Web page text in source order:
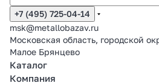
+7 (495) 725-04-14
msk@metallobazav.ru
Московская область, городской
Малое Брянцево
Каталог
Компания